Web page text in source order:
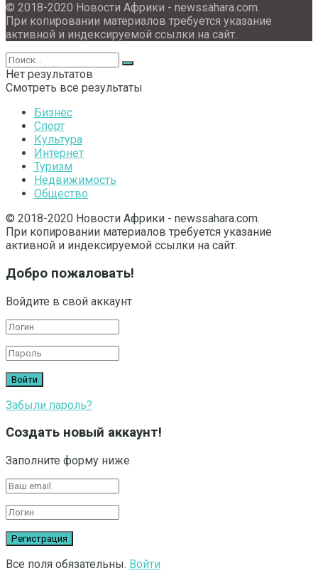
© 2018-2020 Новости Африки - newssahara.com.
При копировании материалов требуется указание
активной и индексируемой ссылки на сайт.
Нет результатов
Смотреть все результаты
Бизнес
Спорт
Культура
Интернет
Туризм
Недвижимость
Общество
© 2018-2020 Новости Африки - newssahara.com.
При копировании материалов требуется указание
активной и индексируемой ссылки на сайт.
Добро пожаловать!
Войдите в свой аккаунт
Забыли пароль?
Создать новый аккаунт!
Заполните форму ниже
Все поля обязательны. Войти